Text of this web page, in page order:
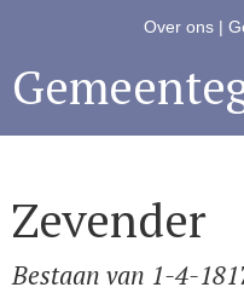
Over ons |
Zevender
Bestaan van 1-4-